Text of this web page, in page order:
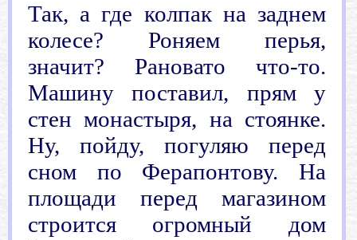
Так, а где колпак на заднем
колесе? Роняем перья,
значит? Рановато что-то.
Машину поставил, прям у
стен монастыря, на стоянке.
Ну, пойду, погуляю перед
сном по Ферапонтову. На
площади перед магазином
строится огромный дом